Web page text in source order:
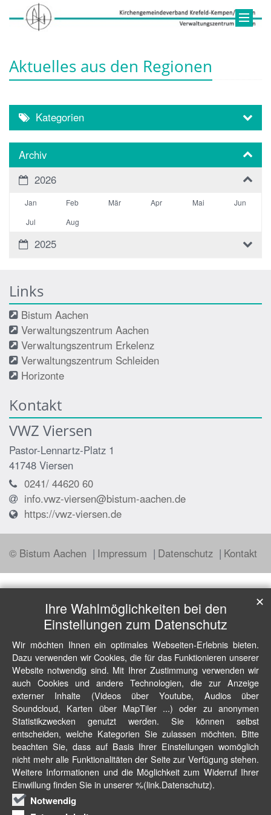
Aktuelles aus den Regionen
Kategorien
Archiv
2026
Jan Feb Mär Apr Mai
Jun
Jul
Aug
2025
Links
Bistum Aachen
Verwaltungszentrum Aachen
Verwaltungszentrum Erkelenz
Verwaltungszentrum Schleiden
Horizonte
Kontakt
VWZ Viersen
Pastor-Lennartz-Platz 1
41748 Viersen
0241/ 44620 60
info.vwz-viersen@bistum-aachen.de
https://vwz-viersen.de
© Bistum Aachen Impressum Datenschutz Kontakt
Ihre Wahlmöglichkeiten bei den
Einstellungen zum Datenschutz
Wir möchten Ihnen ein optimales Webseiten-Erlebnis bieten.
Dazu verwenden wir Cookies, die für das Funktionieren unserer
Website notwendig sind. Mit Ihrer Zustimmung verwenden wir
auch Cookies und andere Technologien, die zur Anzeige
externer Inhalte (Videos über Youtube, Audios über
Soundcloud, Karten über MapTiler ...) oder zu anonymen
Statistikzwecken genutzt werden. Sie können selbst
entscheiden, welche Kategorien Sie zulassen möchten. Bitte
beachten Sie, dass auf Basis Ihrer Einstellungen womöglich
nicht mehr alle Funktionalitäten der Seite zur Verfügung stehen.
Weitere Informationen und die Möglichkeit zum Widerruf Ihrer
Einwillung finden Sie in unserer %(link.Datenschutz).
Notwendig
✕